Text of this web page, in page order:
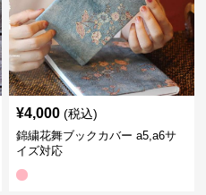
¥4,000 (税込)
錦繍花舞ブックカバー a5,a6サ
イズ対応